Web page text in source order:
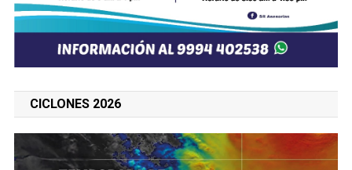
CICLONES 2026